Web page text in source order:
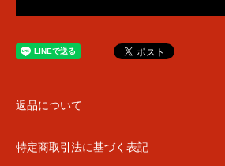
返品について
特定商取引法に基づく表記